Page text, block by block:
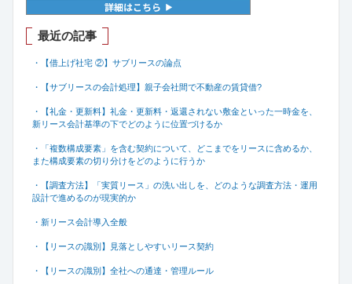
最近の記事
・【借上げ社宅 ②】サブリースの論点
・【サブリースの会計処理】親子会社間で不動産の賃貸借?
・【礼金・更新料】礼金・更新料・返還されない敷金といった一時金を、
新リース会計基準の下でどのように位置づけるか
・「複数構成要素」を含む契約について、どこまでをリースに含めるか、
また構成要素の切り分けをどのように行うか
・【調査方法】「実質リース」の洗い出しを、どのような調査方法・運用
設計で進めるのが現実的か
・新リース会計導入全般
・【リースの識別】見落としやすいリース契約
・【リースの識別】全社への通達・管理ルール